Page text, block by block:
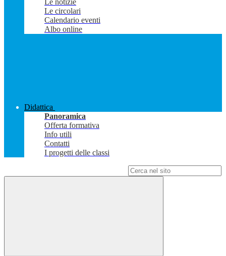
Le notizie
Le circolari
Calendario eventi
Albo online
Didattica
Panoramica
Offerta formativa
Info utili
Contatti
I progetti delle classi